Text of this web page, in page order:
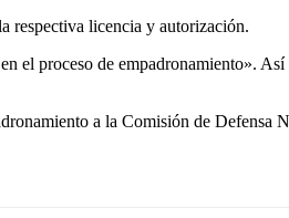
respectiva licencia y autorización.
el proceso de empadronamiento».
a la Comisión de